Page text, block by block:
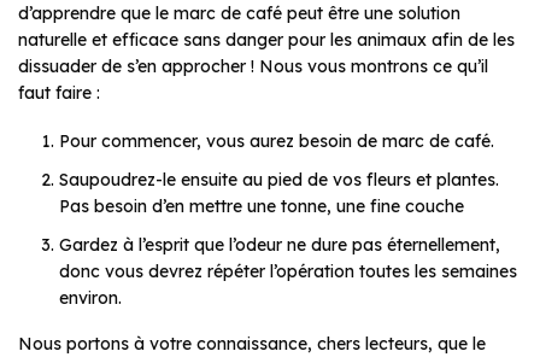
d’apprendre que le marc de café peut être une solution
naturelle et efficace sans danger pour les animaux afin de les
dissuader de s’en approcher ! Nous vous montrons ce qu’il
faut faire :
Pour commencer, vous aurez besoin de marc de café.
Saupoudrez-le ensuite au pied de vos fleurs et plantes.
Pas besoin d’en mettre une tonne, une fine couche
Gardez à l’esprit que l’odeur ne dure pas éternellement,
donc vous devrez répéter l’opération toutes les semaines
environ.
Nous portons à votre connaissance, chers lecteurs, que le